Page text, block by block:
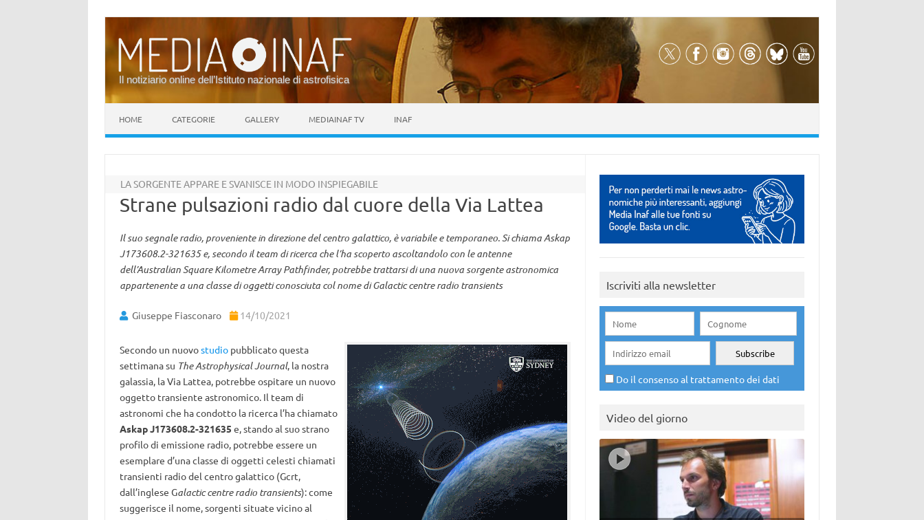
Il notiziario online dell’Istituto nazionale di astrofisica
HOME CATEGORIE GALLERY MEDIAINAF TV INAF
LA SORGENTE APPARE E SVANISCE IN MODO INSPIEGABILE
Strane pulsazioni radio dal cuore della Via Lattea
Il suo segnale radio, proveniente in direzione del centro galattico, è variabile e temporaneo. Si chiama Askap
J173608.2-321635 e, secondo il team di ricerca che l’ha scoperto ascoltandolo con le antenne
dell’Australian Square Kilometre Array Pathfinder, potrebbe trattarsi di una nuova sorgente astronomica
appartenente a una classe di oggetti conosciuta col nome di Galactic centre radio transients
Giuseppe Fiasconaro 14/10/2021
Secondo un nuovostudiopubblicato questa
settimana su The Astrophysical Journal, la nostra
galassia, la Via Lattea, potrebbe ospitare un nuovo
oggetto transiente astronomico. Il team di
astronomi che ha condotto la ricerca l’ha chiamato
Askap J173608.2-321635 e, stando al suo strano
profilo di emissione radio, potrebbe essere un
esemplare d’una classe di oggetti celesti chiamati
transienti radio del centro galattico (Gcrt,
dall’inglese Galactic centre radio transients): come
suggerisce il nome, sorgenti situate vicino al
Iscriviti alla newsletter
Do il consenso al trattamento dei dati
Video del giorno